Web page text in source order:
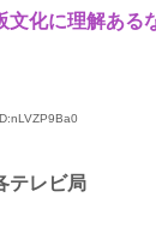
化に理解ある
テレビ局